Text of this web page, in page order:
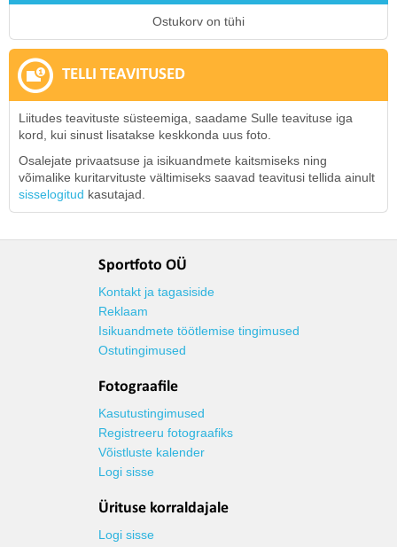
Ostukorv on tühi
TELLI TEAVITUSED
Liitudes teavituste süsteemiga, saadame Sulle teavituse iga
kord, kui sinust lisatakse keskkonda uus foto.
Osalejate privaatsuse ja isikuandmete kaitsmiseks ning
võimalike kuritarvituste vältimiseks saavad teavitusi tellida ainult
sisselogitud kasutajad.
Sportfoto OÜ
Kontakt ja tagasiside
Reklaam
Isikuandmete töötlemise tingimused
Ostutingimused
Fotograafile
Kasutustingimused
Registreeru fotograafiks
Võistluste kalender
Logi sisse
Ürituse korraldajale
Logi sisse